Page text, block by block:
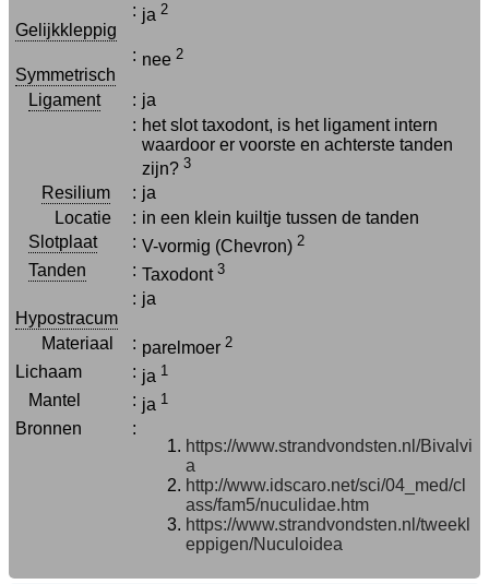
Gelijkkleppig
: ja 2
Symmetrisch
: nee 2
Ligament : ja
: het slot taxodont, is het ligament intern
waardoor er voorste en achterste tanden
zijn? 3
Resilium : ja
Locatie
: in een klein kuiltje tussen de tanden
Slotplaat
: V-vormig (Chevron) 2
Tanden : Taxodont 3
Hypostracum
: ja
Materiaal : parelmoer 2
Lichaam : ja 1
Mantel : ja 1
Bronnen
:
https://www.strandvondsten.nl/Bivalvi
a
http://www.idscaro.net/sci/04_med/cl
ass/fam5/nuculidae.htm
https://www.strandvondsten.nl/tweekl
eppigen/Nuculoidea